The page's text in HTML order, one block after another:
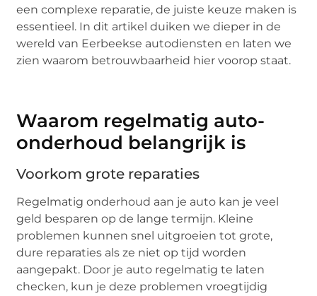
een complexe reparatie, de juiste keuze maken is
essentieel. In dit artikel duiken we dieper in de
wereld van Eerbeekse autodiensten en laten we
zien waarom betrouwbaarheid hier voorop staat.
Waarom regelmatig auto-
onderhoud belangrijk is
Voorkom grote reparaties
Regelmatig onderhoud aan je auto kan je veel
geld besparen op de lange termijn. Kleine
problemen kunnen snel uitgroeien tot grote,
dure reparaties als ze niet op tijd worden
aangepakt. Door je auto regelmatig te laten
checken, kun je deze problemen vroegtijdig